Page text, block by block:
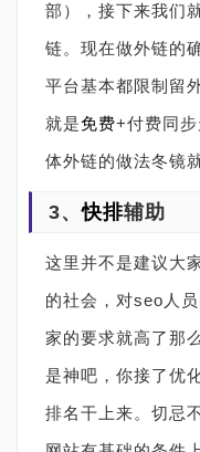
部），接下来我们
链。现在做外链的
平台基本都限制留
就是免费+付费同
体外链的做法冬镜
3、快排辅助
这里并不是建议大
的社会，对seo人
家的要求就高了那
是神吧，你接了优
排名干上来。切忌